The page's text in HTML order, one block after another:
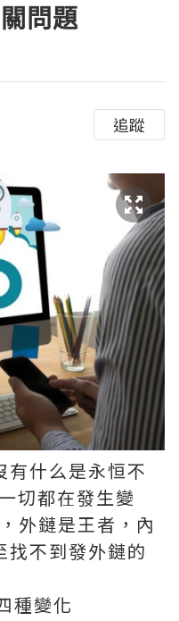
問題
追蹤
有什么是永恒不
切都在發生變
外鏈是王者，內
找不到發外鏈的
種變化